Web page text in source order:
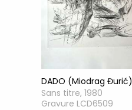
DADO (Miodrag Đurić)
Sans titre, 1980
Gravure LCD6509